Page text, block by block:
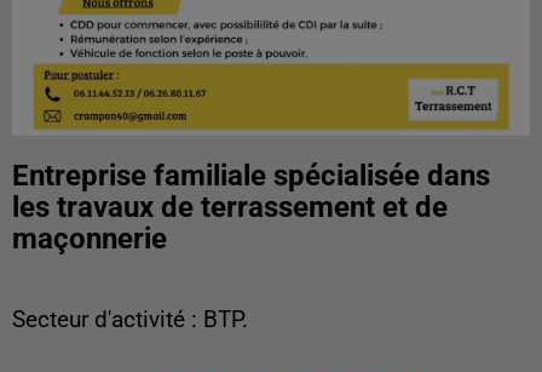
Entreprise familiale spécialisée dans
les travaux de terrassement et de
maçonnerie
Secteur d'activité : BTP.